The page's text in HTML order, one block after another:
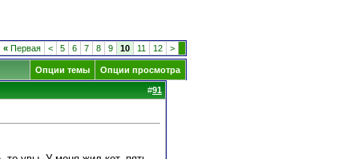
« Первая < 5 6 7 8 9 10 11 12 >
Опции темы Опции просмотра
#91